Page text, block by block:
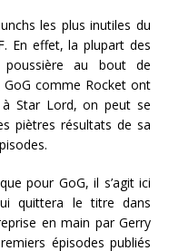
les plus inutiles du
En effet, la plupart des
au bout de
GoG comme Rocket ont
Star Lord, on peut se
piètres résultats de sa
pour GoG, il s’agit ici
quittera le titre dans
en main par Gerry
épisodes publiés